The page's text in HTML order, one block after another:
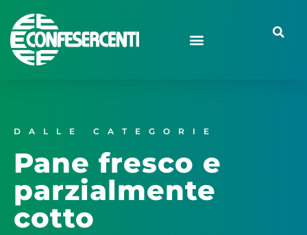
DALLE CATEGORIE
Pane fresco e
parzialmente
cotto